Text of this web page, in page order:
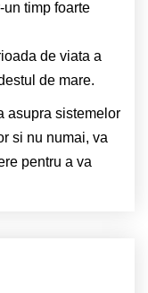
timp foarte
de viata a
de mare.
asupra sistemelor
si nu numai, va
pentru a va